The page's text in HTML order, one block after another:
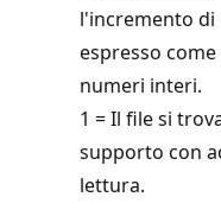
l'incremento di
espresso
numeri interi.
1 = Il file si
supporto con
lettura.